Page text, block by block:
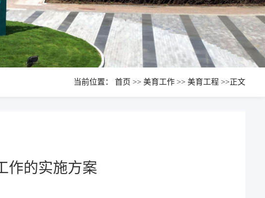
当前位置： 首页 >> 美育工作 >> 美育工程 >>正文
作的实施方案